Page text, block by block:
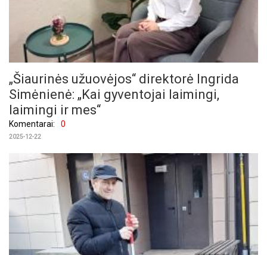
„Šiaurinės užuovėjos“ direktorė Ingrida
Simėnienė: „Kai gyventojai laimingi,
laimingi ir mes“
Komentarai: 0
2025-12-22